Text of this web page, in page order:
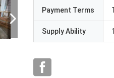
Payment Terms
Supply Ability